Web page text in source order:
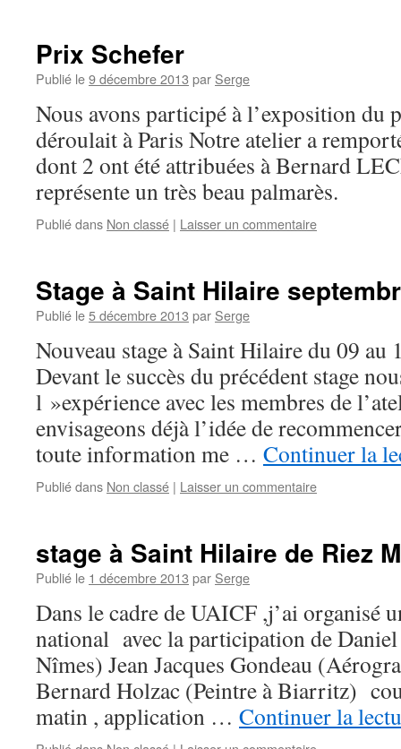
Prix Schefer
Publié le9 décembre 2013 par Serge
Nous avons participé à l’exposition du
déroulait à Paris Notre atelier a
dont 2 ont été attribuées à Bernard
représente un très beau palmarès.
Publié dans Non classé | Laisser un commentaire
Stage à Saint Hilaire
Publié le5 décembre 2013 par Serge
Nouveau stage à Saint Hilaire du 09 au
Devant le succès du précédent stage
l »expérience avec les membres de
envisageons déjà l’idée de
toute information me … Continuer la
Publié dans Non classé | Laisser un commentaire
stage à Saint Hilaire de Riez
Publié le 1 décembre 2013 par Serge
Dans le cadre de UAICF ,j’ai organisé
national avec la participation de Daniel
Nîmes) Jean Jacques Gondeau
Bernard Holzac (Peintre à Biarritz)
matin , application … Continuer la